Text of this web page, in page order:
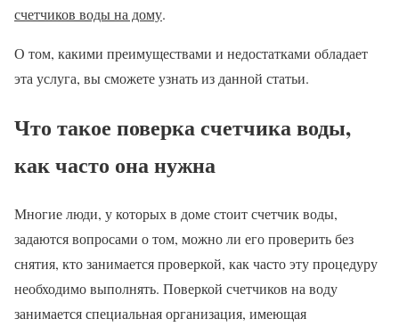
счетчиков воды на дому.
О том, какими преимуществами и недостатками обладает
эта услуга, вы сможете узнать из данной статьи.
Что такое поверка счетчика воды,
как часто она нужна
Многие люди, у которых в доме стоит счетчик воды,
задаются вопросами о том, можно ли его проверить без
снятия, кто занимается проверкой, как часто эту процедуру
необходимо выполнять. Поверкой счетчиков на воду
занимается специальная организация, имеющая